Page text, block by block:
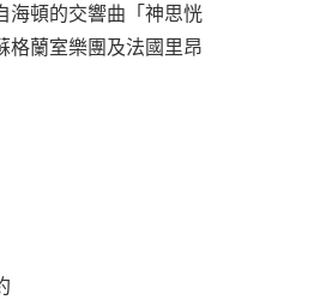
海頓的交響曲「神思恍
格蘭室樂團及法國里昂